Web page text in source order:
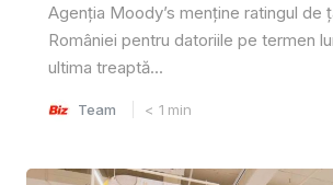
Agenția Moody’s menține ratingul de
României pentru datoriile pe termen
ultima treaptă...
Team < 1 min